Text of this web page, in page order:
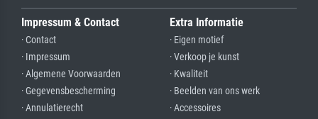
Impressum & Contact
· Contact
· Impressum
· Algemene Voorwaarden
· Gegevensbescherming
· Annulatierecht
Extra Informatie
· Eigen motief
· Verkoop je kunst
· Kwaliteit
· Beelden van ons werk
· Accessoires